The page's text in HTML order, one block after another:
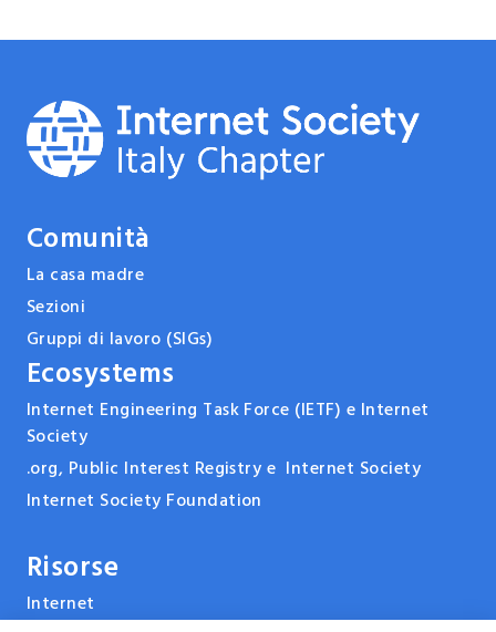
Comunità
La casa madre
Sezioni
Gruppi di lavoro (SIGs)
Ecosystems
Internet Engineering Task Force (IETF) e Internet
Society
.org, Public Interest Registry e Internet Society
Internet Society Foundation
Risorse
Internet